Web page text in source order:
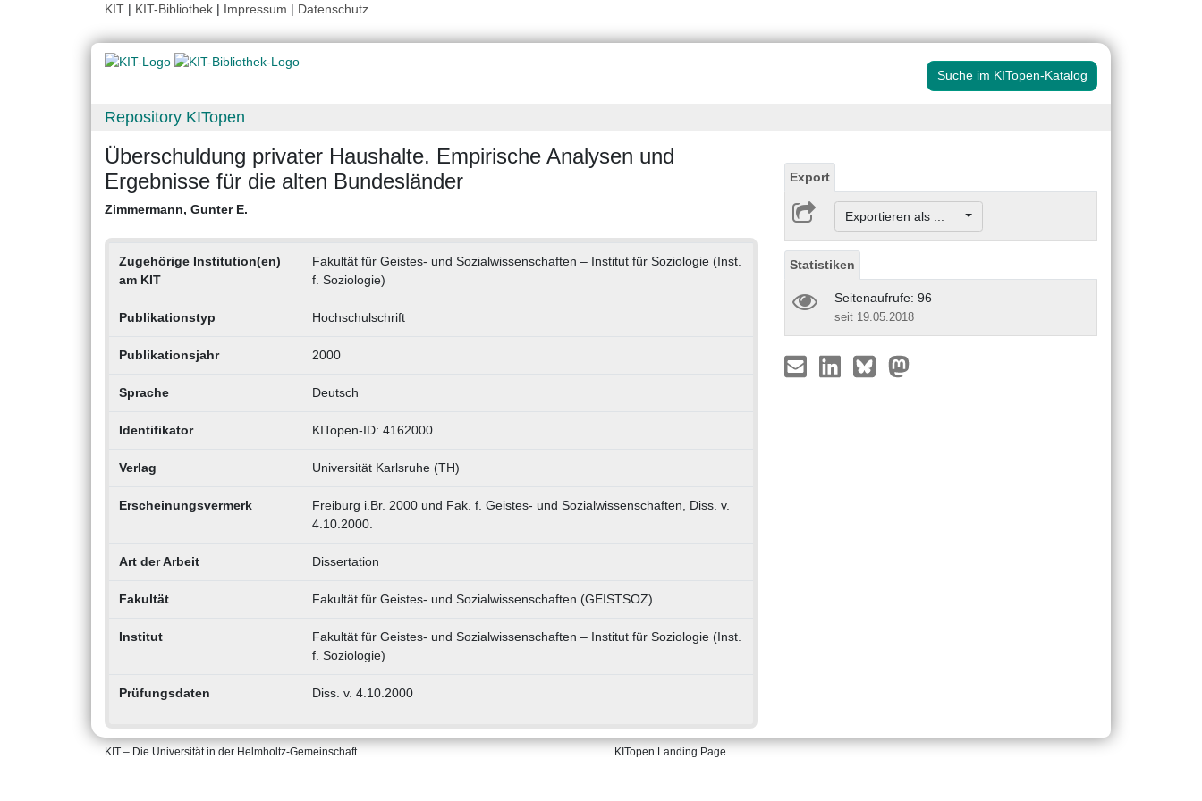
KIT | KIT-Bibliothek | Impressum | Datenschutz
Suche im KITopen-Katalog
Repository KITopen
Überschuldung privater Haushalte. Empirische Analysen und
Ergebnisse für die alten Bundesländer
Zimmermann, Gunter E.
Zugehörige Institution(en)
am KIT
Fakultät für Geistes- und Sozialwissenschaften – Institut für Soziologie (Inst.
f. Soziologie)
Publikationstyp Hochschulschrift
Publikationsjahr 2000
Sprache Deutsch
Identifikator KITopen-ID: 4162000
Verlag Universität Karlsruhe (TH)
Erscheinungsvermerk
Freiburg i.Br. 2000 und Fak. f. Geistes- und Sozialwissenschaften, Diss. v.
4.10.2000.
Art der Arbeit Dissertation
Fakultät Fakultät für Geistes- und Sozialwissenschaften (GEISTSOZ)
Institut
Fakultät für Geistes- und Sozialwissenschaften – Institut für Soziologie (Inst.
f. Soziologie)
Prüfungsdaten Diss. v. 4.10.2000
Export
Exportieren als ...
Statistiken
Seitenaufrufe: 96
seit 19.05.2018
KIT – Die Universität in der Helmholtz-Gemeinschaft KITopen Landing Page